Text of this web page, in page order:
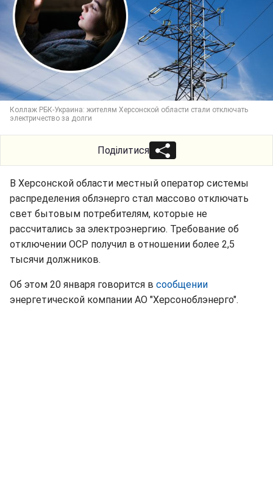
Коллаж РБК-Украина: жителям Херсонской области стали отключать
электричество за долги
Поділитися
В Херсонской области местный оператор системы
распределения облэнерго стал массово отключать
свет бытовым потребителям, которые не
рассчитались за электроэнергию. Требование об
отключении ОСР получил в отношении более 2,5
тысячи должников.
Об этом 20 января говорится в сообщении
энергетической компании АО "Херсоноблэнерго".